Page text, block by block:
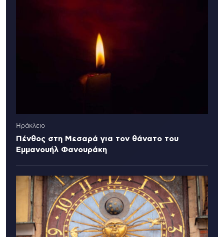
Ηράκλειο
Πένθος στη Μεσαρά για τον θάνατο του
Εμμανουήλ Φανουράκη